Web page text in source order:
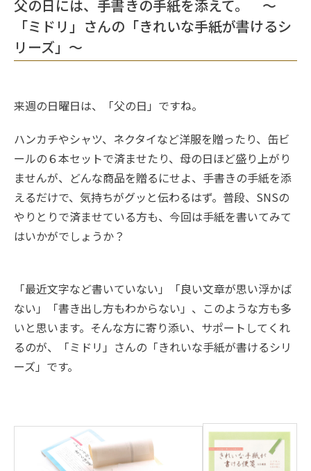
父の日には、手書きの手紙を添えて。 ～
「ミドリ」さんの「きれいな手紙が書けるシ
リーズ」～
来週の日曜日は、「父の日」ですね。
ハンカチやシャツ、ネクタイなど洋服を贈ったり、缶ビ
ールの６本セットで済ませたり、母の日ほど盛り上がり
ませんが、どんな商品を贈るにせよ、手書きの手紙を添
えるだけで、気持ちがグッと伝わるはず。普段、SNSの
やりとりで済ませている方も、今回は手紙を書いてみて
はいかがでしょうか？
「最近文字など書いていない」「良い文章が思い浮かば
ない」「書き出し方もわからない」、このような方も多
いと思います。そんな方に寄り添い、サポートしてくれ
るのが、「ミドリ」さんの「きれいな手紙が書けるシリ
ーズ」です。